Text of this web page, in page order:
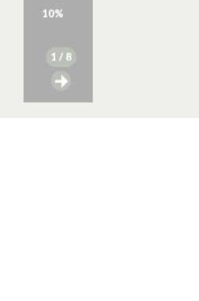
10%
1 / 8